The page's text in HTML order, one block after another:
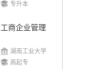
专升本
工商企业管理
湖南工业大学
高起专